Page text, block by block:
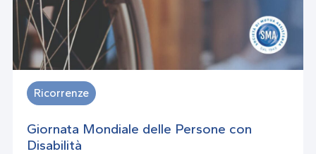
Ricorrenze
Giornata Mondiale delle Persone con
Disabilità